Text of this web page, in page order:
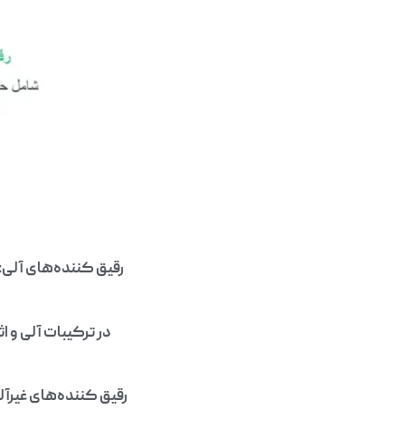
رقیق کننده‌های
در ترکیبات آلی
رقیق کننده‌های